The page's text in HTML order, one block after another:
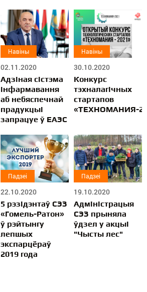
Навіны
02.11.2020
Адзіная сістэма
інфармавання
аб небяспечнай
прадукцыі
запрацуе ў ЕАЭС
Навіны
30.10.2020
Конкурс
тэхналагічных
стартапов
«ТЕХНОМАНИЯ-
Падзеі
22.10.2020
5 рэзідэнтаў СЭЗ
«Гомель-Ратон»
ў рэйтынгу
лепшых
экспарцёраў
2019 года
Падзеі
19.10.2020
Адміністрацыя
СЭЗ прыняла
ўдзел у акцыі
"Чысты лес"